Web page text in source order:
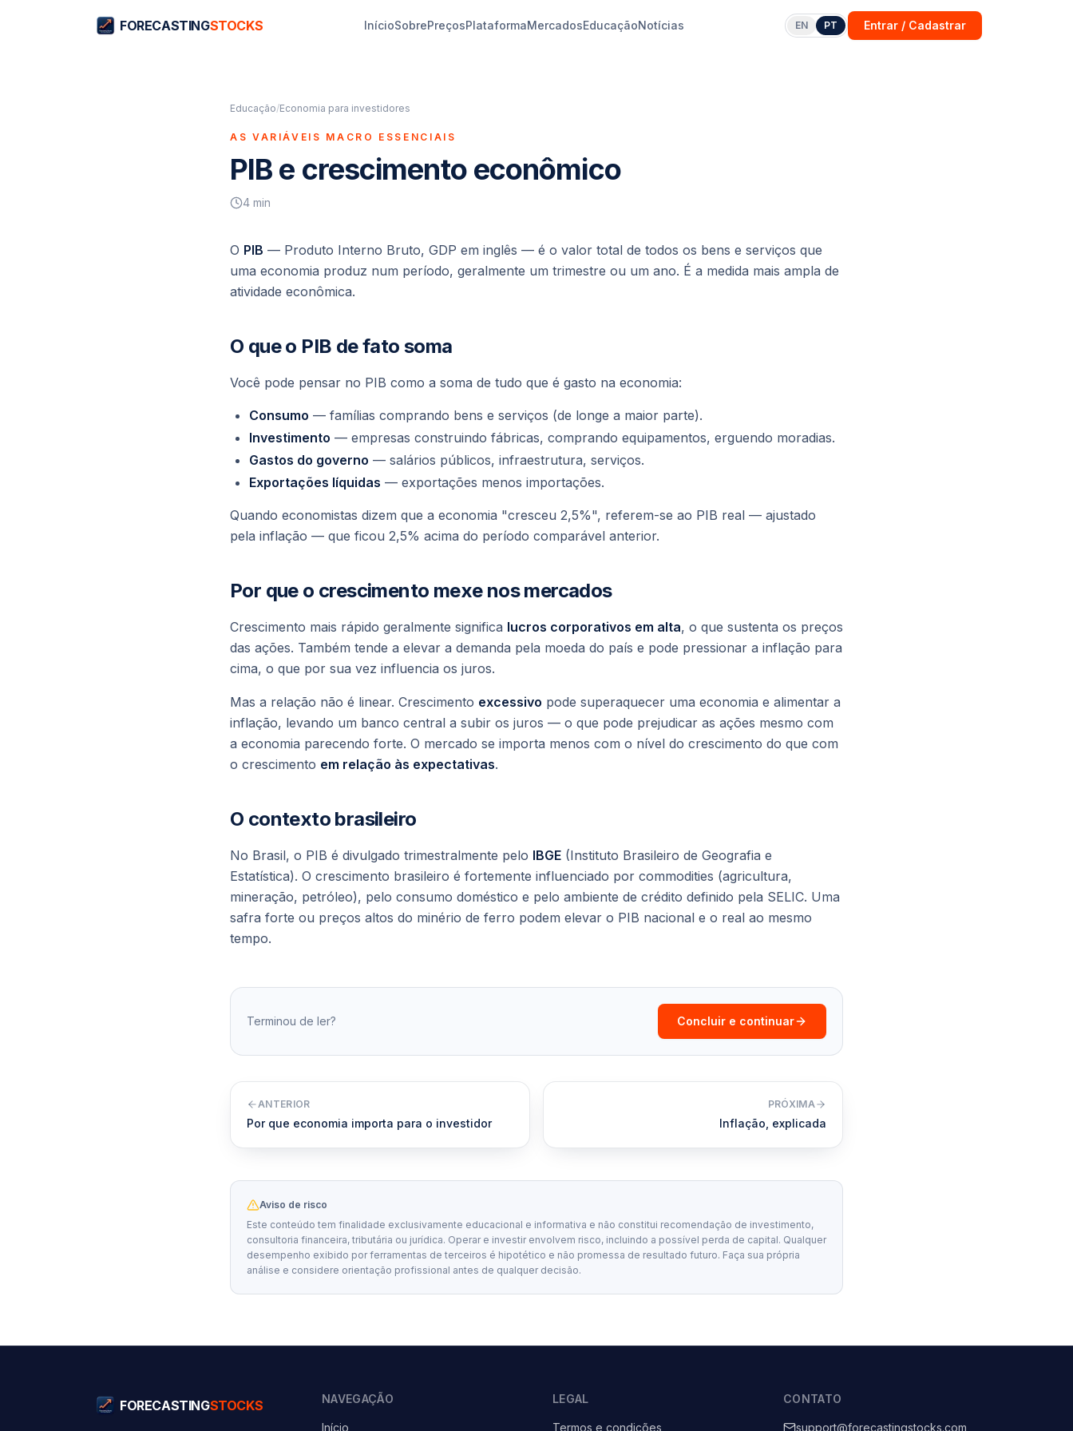
FORECASTINGSTOCKS InícioSobrePreçosPlataformaMercadosEducaçãoNotícias EN PT Entrar / Cadastrar
Educação/Economia para investidores
AS VARIÁVEIS MACRO ESSENCIAIS
PIB e crescimento econômico
4 min
O PIB — Produto Interno Bruto, GDP em inglês — é o valor total de todos os bens e serviços que
uma economia produz num período, geralmente um trimestre ou um ano. É a medida mais ampla de
atividade econômica.
O que o PIB de fato soma
Você pode pensar no PIB como a soma de tudo que é gasto na economia:
Consumo — famílias comprando bens e serviços (de longe a maior parte).
Investimento — empresas construindo fábricas, comprando equipamentos, erguendo moradias.
Gastos do governo — salários públicos, infraestrutura, serviços.
Exportações líquidas — exportações menos importações.
Quando economistas dizem que a economia "cresceu 2,5%", referem-se ao PIB real — ajustado
pela inflação — que ficou 2,5% acima do período comparável anterior.
Por que o crescimento mexe nos mercados
Crescimento mais rápido geralmente significa lucros corporativos em alta, o que sustenta os preços
das ações. Também tende a elevar a demanda pela moeda do país e pode pressionar a inflação para
cima, o que por sua vez influencia os juros.
Mas a relação não é linear. Crescimento excessivo pode superaquecer uma economia e alimentar a
inflação, levando um banco central a subir os juros — o que pode prejudicar as ações mesmo com
a economia parecendo forte. O mercado se importa menos com o nível do crescimento do que com
o crescimento em relação às expectativas.
O contexto brasileiro
No Brasil, o PIB é divulgado trimestralmente pelo IBGE (Instituto Brasileiro de Geografia e
Estatística). O crescimento brasileiro é fortemente influenciado por commodities (agricultura,
mineração, petróleo), pelo consumo doméstico e pelo ambiente de crédito definido pela SELIC. Uma
safra forte ou preços altos do minério de ferro podem elevar o PIB nacional e o real ao mesmo
tempo.
Terminou de ler? Concluir e continuar
ANTERIOR
Por que economia importa para o investidor
PRÓXIMA
Inflação, explicada
Aviso de risco
Este conteúdo tem finalidade exclusivamente educacional e informativa e não constitui recomendação de investimento,
consultoria financeira, tributária ou jurídica. Operar e investir envolvem risco, incluindo a possível perda de capital. Qualquer
desempenho exibido por ferramentas de terceiros é hipotético e não promessa de resultado futuro. Faça sua própria
análise e considere orientação profissional antes de qualquer decisão.
FORECASTINGSTOCKS NAVEGAÇÃO
Início
LEGAL
Termos e condições
CONTATO
support@forecastingstocks.com